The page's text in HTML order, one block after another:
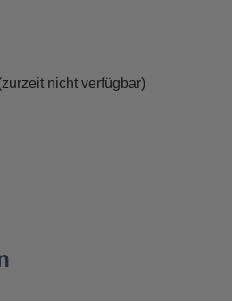
nicht verfügbar)